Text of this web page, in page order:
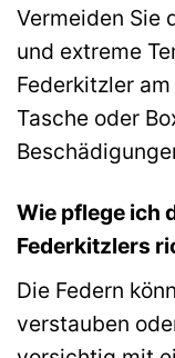
Vermeiden Sie
und extreme
Federkitzler
Tasche oder
Wie pflege ich
Federkitzlers
Die Federn
verstauben